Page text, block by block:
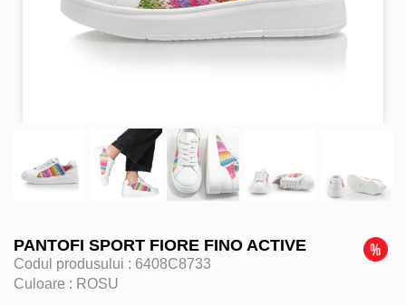
PANTOFI SPORT FIORE FINO ACTIVE
Codul produsului : 6408C8733
Culoare : ROSU